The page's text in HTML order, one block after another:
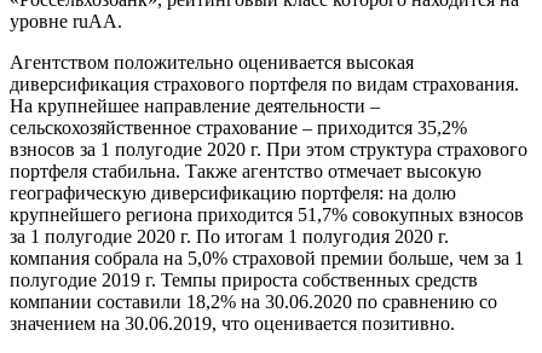
уровне ruAA.
Агентством положительно оценивается высокая
диверсификация страхового портфеля по видам страхования.
На крупнейшее направление деятельности –
сельскохозяйственное страхование – приходится 35,2%
взносов за 1 полугодие 2020 г. При этом структура страхового
портфеля стабильна. Также агентство отмечает высокую
географическую диверсификацию портфеля: на долю
крупнейшего региона приходится 51,7% совокупных взносов
за 1 полугодие 2020 г. По итогам 1 полугодия 2020 г.
компания собрала на 5,0% страховой премии больше, чем за 1
полугодие 2019 г. Темпы прироста собственных средств
компании составили 18,2% на 30.06.2020 по сравнению со
значением на 30.06.2019, что оценивается позитивно.